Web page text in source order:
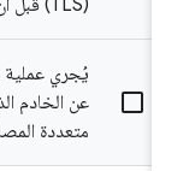
عن الخادم الذي
متعددة المصادر.